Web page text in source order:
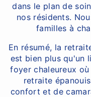
dans le plan de
nos résidents.
familles à
En résumé, la
est bien plus qu'un
foyer chaleureux
retraite
confort et de